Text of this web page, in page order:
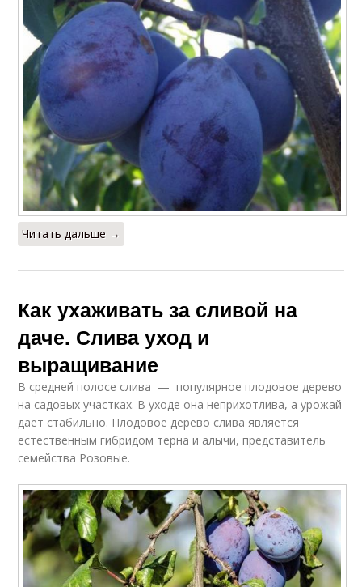
Читать дальше →
Как ухаживать за сливой на
даче. Слива уход и
выращивание
В средней полосе слива — популярное плодовое дерево
на садовых участках. В уходе она неприхотлива, а урожай
дает стабильно. Плодовое дерево слива является
естественным гибридом терна и алычи, представитель
семейства Розовые.